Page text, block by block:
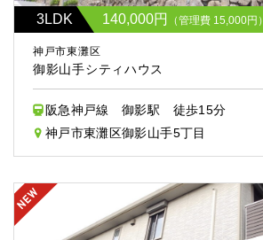
3LDK 140,000円 （管理費 15,000円）
神戸市東灘区
御影山手シティハウス
阪急神戸線 御影駅 徒歩15分
神戸市東灘区御影山手5丁目